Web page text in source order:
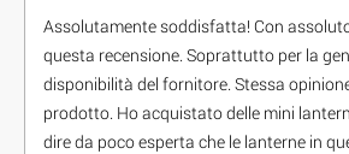
Assolutamente soddisfatta! Con
questa recensione. Soprattutto per la
disponibilità del fornitore. Stessa
prodotto. Ho acquistato delle mini
dire da poco esperta che le lanterne in